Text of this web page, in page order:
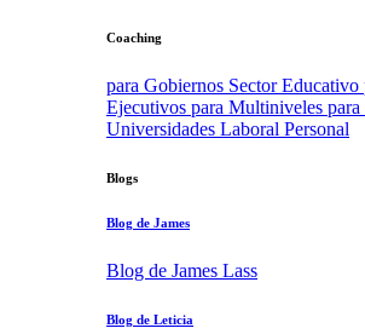
Coaching
para Gobiernos Sector Educativo
Ejecutivos para Multiniveles para
Universidades Laboral Personal
Blogs
Blog de James
Blog de James Lass
Blog de Leticia